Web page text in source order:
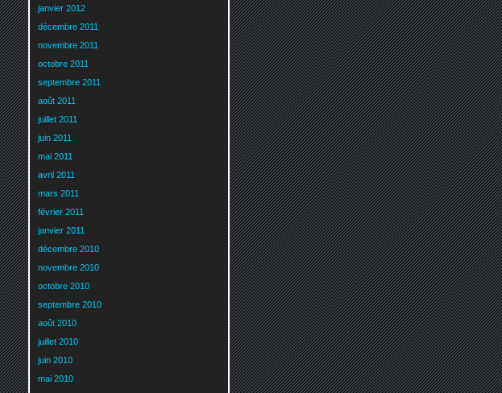
janvier 2012
décembre 2011
novembre 2011
octobre 2011
septembre 2011
août 2011
juillet 2011
juin 2011
mai 2011
avril 2011
mars 2011
février 2011
janvier 2011
décembre 2010
novembre 2010
octobre 2010
septembre 2010
août 2010
juillet 2010
juin 2010
mai 2010